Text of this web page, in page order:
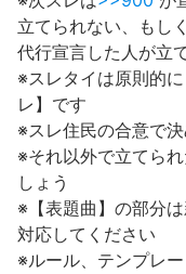
立てられない、もし
代行宣言した人が立
※スレタイは原則的
レ】です
※スレ住民の合意で
※それ以外で立てら
しょう
※【表題曲】の部分
対応してください
※ルール、テンプレ